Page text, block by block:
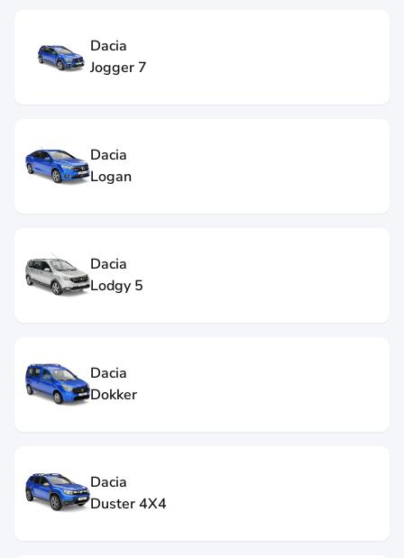
Dacia
Jogger 7
Dacia
Logan
Dacia
Lodgy 5
Dacia
Dokker
Dacia
Duster 4X4